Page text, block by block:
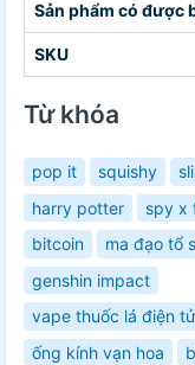
Sản phẩm có được
SKU
Từ khóa
pop it squishy
harry potter
spy x
bitcoin
ma đạo tổ
genshin impact
vape thuốc lá điện
ống kính vạn hoa